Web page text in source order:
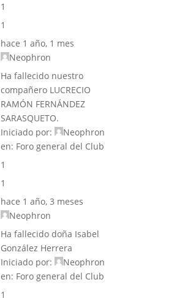
1
1
hace 1 año, 1 mes
Neophron
Ha fallecido nuestro
compañero LUCRECIO
RAMÓN FERNÁNDEZ
SARASQUETO.
Iniciado por:
Neophron
en: Foro general del Club
1
1
hace 1 año, 3 meses
Neophron
Ha fallecido doña Isabel
González Herrera
Iniciado por:
Neophron
en: Foro general del Club
1